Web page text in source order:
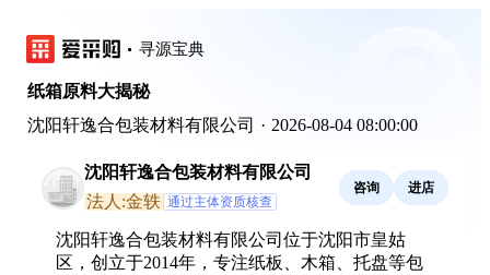
寻源宝典
纸箱原料大揭秘
沈阳轩逸合包装材料有限公司 · 2026-08-04 08:00:00
沈阳轩逸合包装材料有限公司
法人:金轶 通过主体资质核查
咨询 进店
沈阳轩逸合包装材料有限公司位于沈阳市皇姑
区，创立于2014年，专注纸板、木箱、托盘等包